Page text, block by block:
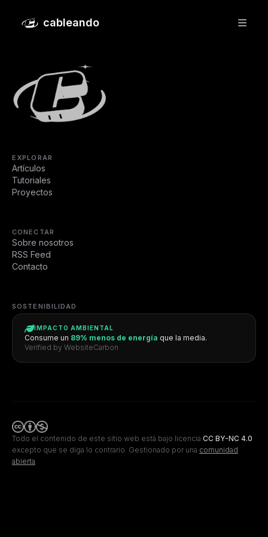
cableando
Slow Tech: el arte de desacelerar
EXPLORAR
Artículos
Tutoriales
Proyectos
CONECTAR
Sobre nosotros
RSS Feed
Contacto
SOSTENIBILIDAD
IMPACTO AMBIENTAL
Consume un 89% menos de energía que la media.
Verified by WebsiteCarbon
Todo el contenido de este sitio web está bajo licencia CC BY-NC 4.0
excepto que se diga lo contrario. Gestionado por una comunidad
abierta